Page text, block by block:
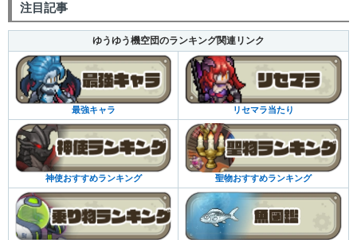
注目記事
ゆうゆう機空団のランキング関連リンク
最強キャラ リセマラ当たり
神使おすすめランキング 聖物おすすめランキング